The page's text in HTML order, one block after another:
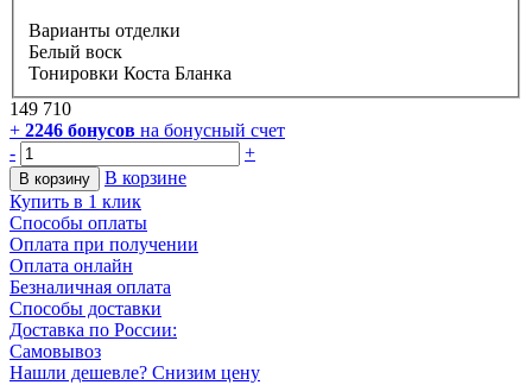
Варианты отделки
Белый воск
Тонировки Коста Бланка
149 710
+ 2246 бонусов на бонусный счет
-
+
В корзину
В корзине
Купить в 1 клик
Способы оплаты
Оплата при получении
Оплата онлайн
Безналичная оплата
Способы доставки
Доставка по России:
Самовывоз
Нашли дешевле? Снизим цену